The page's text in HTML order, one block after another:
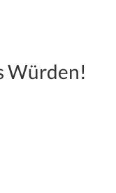
Würden!